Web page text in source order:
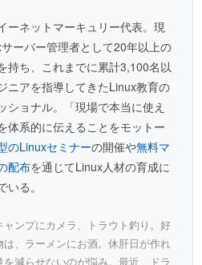
ーネットマーキュリー代表。現
ーバー管理者として20年以上の
持ち、これまでに累計3,100名以
ニアを指導してきたLinux教育の
ショナル。「現場で本当に使え
体系的に伝えることをモットー
のLinuxセミナーの開催や無料マ
配布を通じてLinux人材の育成に
る。
ャンプにカメラ、トラウト釣り。好
は、ラーメンにお酒。休肝日が作れ
を減らせないのが悩み。最近、ドラ